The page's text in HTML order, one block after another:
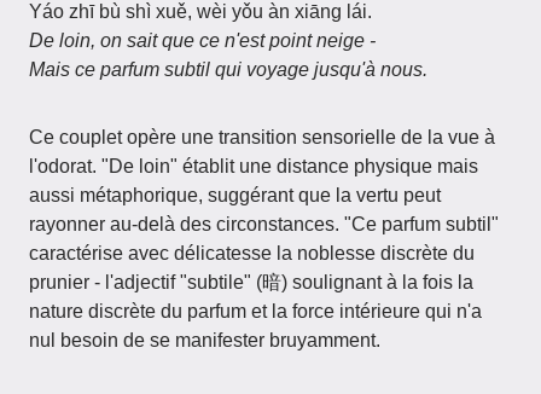
Yáo zhī bù shì xuě, wèi yǒu àn xiāng lái.
De loin, on sait que ce n'est point neige -
Mais ce parfum subtil qui voyage jusqu'à nous.
Ce couplet opère une transition sensorielle de la vue à
l'odorat. "De loin" établit une distance physique mais
aussi métaphorique, suggérant que la vertu peut
rayonner au-delà des circonstances. "Ce parfum subtil"
caractérise avec délicatesse la noblesse discrète du
prunier - l'adjectif "subtile" (暗) soulignant à la fois la
nature discrète du parfum et la force intérieure qui n'a
nul besoin de se manifester bruyamment.